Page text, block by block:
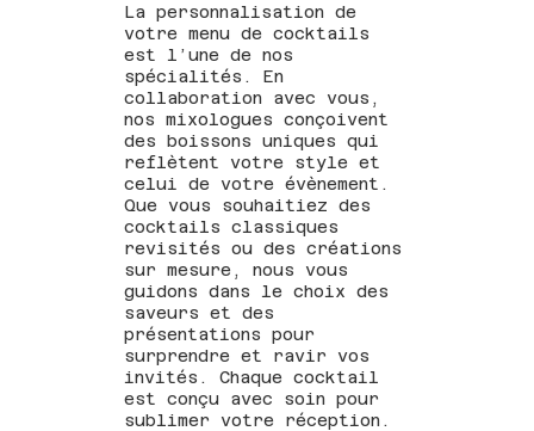
La personnalisation de
votre menu de cocktails
est l’une de nos
spécialités. En
collaboration avec vous,
nos mixologues conçoivent
des boissons uniques qui
reflètent votre style et
celui de votre évènement.
Que vous souhaitiez des
cocktails classiques
revisités ou des créations
sur mesure, nous vous
guidons dans le choix des
saveurs et des
présentations pour
surprendre et ravir vos
invités. Chaque cocktail
est conçu avec soin pour
sublimer votre réception.